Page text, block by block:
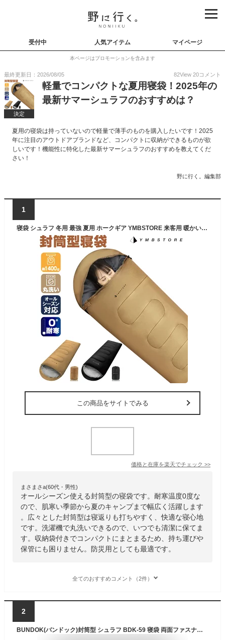
受付中 人気アイテム マイページ
本ページはプロモーションを含みます
最終更新日：2026/08/05 82View 20コメント
決定
軽量でコンパクトな夏用寝袋！2025年の
最新サマーシュラフのおすすめは？
夏用の寝袋は持っていないので軽量で薄手のものを購入したいです！2025
年に注目のアウトドアブランドなど、コンパクトに収納ができるものが欲
しいです！機能性に特化した最新サマーシュラフのおすすめを教えてくだ
さい！
野に行く。編集部
1
寝袋 シュラフ 冬用 最強 夏用 ホークギア YMBSTORE 来客用 暖かい 防災グッズ 耐寒温度 0度耐寒 封筒型 洗える オールシーズン コスパ 登山 コンパクト アウトドア キャンプ スリーピングバッグ 車中泊 収納 緊急 震災 非常
この商品をサイトでみる
価格と在庫を楽天でチェック >>
まさまさa(60代・男性)
オールシーズン使える封筒型の寝袋です。耐寒温度0度な
ので、肌寒い季節から夏のキャンプまで幅広く活躍します
。広々とした封筒型は寝返りも打ちやすく、快適な寝心地
です。洗濯機で丸洗いできるので、いつでも清潔に保てま
す。収納袋付きでコンパクトにまとまるため、持ち運びや
保管にも困りません。防災用としても最適です。
全てのおすすめコメント（2件）
2
BUNDOK(バンドック)封筒型 シュラフ BDK-59 寝袋 両面ファスナー 適応温度目安約10℃~